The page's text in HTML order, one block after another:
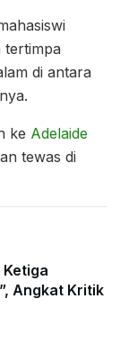
tertimpa
di antara
ke Adelaide
tewas di
Angkat Kritik